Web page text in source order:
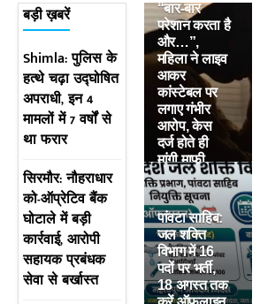
बड़ी ख़बरें
Shimla: पुलिस के
हत्थे चढ़ा उद्घोषित
अपराधी, इन 4
मामलों में 7 वर्षों से
था फरार
सिरमौर: नौहराधार
को-ऑप्रेटिव बैंक
घोटाले में बड़ी
कार्रवाई, आरोपी
सहायक प्रबंधक
सेवा से बर्खास्त
“बार-बार
परेशान करता है
और…”,
महिला ने लाइव
आकर
कांस्टेबल पर
लगाए गंभीर
आरोप, केस
दर्ज होते ही
मांगी माफी
पांवटा साहिब:
जल शक्ति
विभाग में 16
पदों पर भर्ती,
18 अगस्त तक